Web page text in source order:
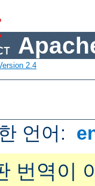
2.4
언어:
번역이